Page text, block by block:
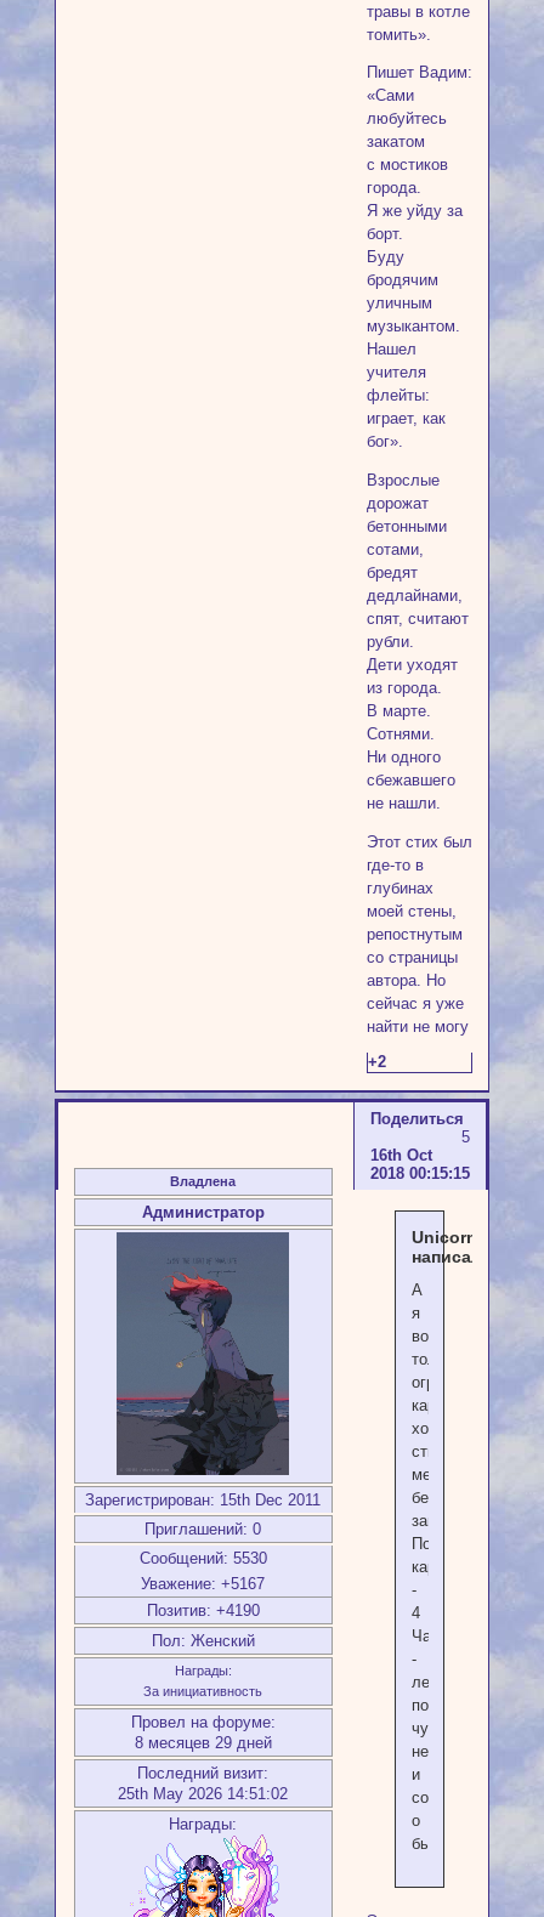
травы в котле
томить».
Пишет Вадим:
«Сами
любуйтесь
закатом
с мостиков
города.
Я же уйду за
борт.
Буду
бродячим
уличным
музыкантом.
Нашел
учителя
флейты:
играет, как
бог».
Взрослые
дорожат
бетонными
сотами,
бредят
дедлайнами,
спят, считают
рубли.
Дети уходят
из города.
В марте.
Сотнями.
Ни одного
сбежавшего
не нашли.
Этот стих был
где-то в
глубинах
моей стены,
репостнутым
со страницы
автора. Но
сейчас я уже
найти не могу
+2
Поделиться
5
16th Oct
2018 00:15:15
Владлена
Администратор
Зарегистрирован: 15th Dec 2011
Приглашений: 0
Сообщений: 5530
Уважение: +5167
Позитив: +4190
Пол: Женский
Награды:
За инициативность
Провел на форуме:
8 месяцев 29 дней
Последний визит:
25th May 2026 14:51:02
Награды:
Unicorn
написал(а):
А
я
вот
только
ограничилась
картинкой,
хоть
стихотворение
меня
безусловно
зацепило.
По
картинке
-
4
Чаш
-
легкое
похмелье,
чувство
и
сожалений
о
былом.